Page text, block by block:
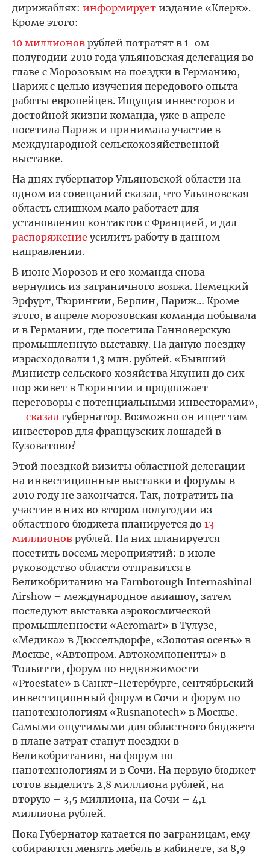
дирижаблях: информирует издание «Клерк».
Кроме этого:
10 миллионов рублей потратят в 1-ом
полугодии 2010 года ульяновская делегация во
главе с Морозовым на поездки в Германию,
Париж с целью изучения передового опыта
работы европейцев. Ищущая инвесторов и
достойной жизни команда, уже в апреле
посетила Париж и принимала участие в
международной сельскохозяйственной
выставке.
На днях губернатор Ульяновской области на
одном из совещаний сказал, что Ульяновская
область слишком мало работает для
установления контактов с Францией, и дал
распоряжение усилить работу в данном
направлении.
В июне Морозов и его команда снова
вернулись из заграничного вояжа. Немецкий
Эрфурт, Тюрингии, Берлин, Париж… Кроме
этого, в апреле морозовская команда побывала
и в Германии, где посетила Ганноверскую
промышленную выставку. На даную поездку
израсходовали 1,3 млн. рублей. «Бывший
Министр сельского хозяйства Якунин до сих
пор живет в Тюрингии и продолжает
переговоры с потенциальными инвесторами»,
— сказал губернатор. Возможно он ищет там
инвесторов для французских лошадей в
Кузоватово?
Этой поездкой визиты областной делегации
на инвестиционные выставки и форумы в
2010 году не закончатся. Так, потратить на
участие в них во втором полугодии из
областного бюджета планируется до 13
миллионов рублей. На них планируется
посетить восемь мероприятий: в июле
руководство области отправится в
Великобританию на Farnborough Internashinal
Airshow – международное авиашоу, затем
последуют выставка аэрокосмической
промышленности «Aeromart» в Тулузе,
«Медика» в Дюссельдорфе, «Золотая осень» в
Москве, «Автопром. Автокомпоненты» в
Тольятти, форум по недвижимости
«Proestate» в Санкт-Петербурге, сентябрьский
инвестиционный форум в Сочи и форум по
нанотехнологиям «Rusnanotech» в Москве.
Самыми ощутимыми для областного бюджета
в плане затрат станут поездки в
Великобританию, на форум по
нанотехнологиям и в Сочи. На первую бюджет
готов выделить 2,8 миллиона рублей, на
вторую – 3,5 миллиона, на Сочи – 4,1
миллиона рублей.
Пока Губернатор катается по заграницам, ему
собираются менять мебель в кабинете, за 8,9